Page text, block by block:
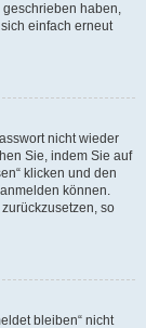
haben,
einfach erneut
nicht wieder
Sie, indem Sie auf
klicken und den
können.
so
bleiben“ nicht